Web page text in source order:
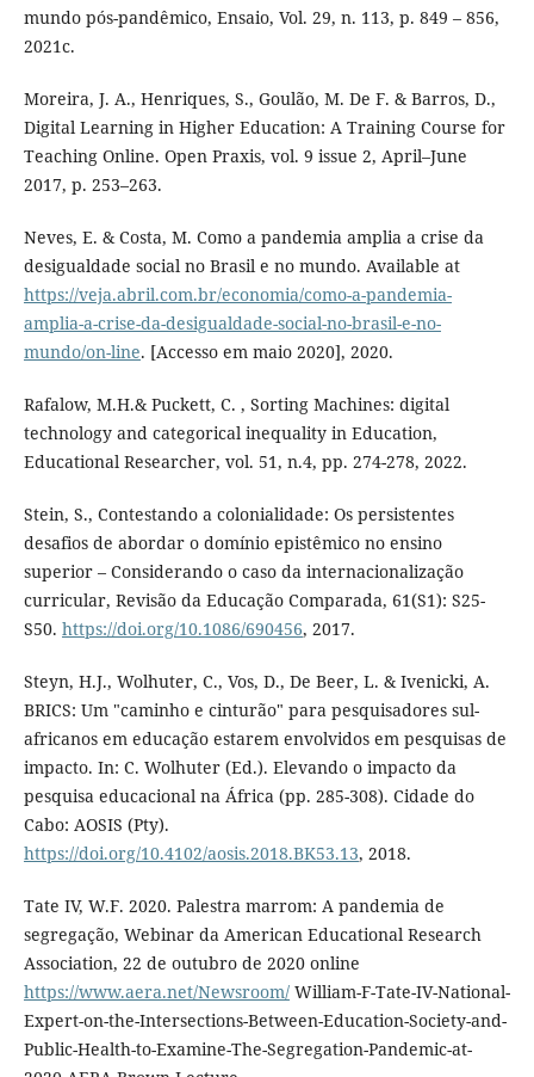
mundo pós-pandêmico, Ensaio, Vol. 29, n. 113, p. 849 – 856,
2021c.
Moreira, J. A., Henriques, S., Goulão, M. De F. & Barros, D.,
Digital Learning in Higher Education: A Training Course for
Teaching Online. Open Praxis, vol. 9 issue 2, April–June
2017, p. 253–263.
Neves, E. & Costa, M. Como a pandemia amplia a crise da
desigualdade social no Brasil e no mundo. Available at
https://veja.abril.com.br/economia/como-a-pandemia-
amplia-a-crise-da-desigualdade-social-no-brasil-e-no-
mundo/on-line. [Accesso em maio 2020], 2020.
Rafalow, M.H.& Puckett, C. , Sorting Machines: digital
technology and categorical inequality in Education,
Educational Researcher, vol. 51, n.4, pp. 274-278, 2022.
Stein, S., Contestando a colonialidade: Os persistentes
desafios de abordar o domínio epistêmico no ensino
superior – Considerando o caso da internacionalização
curricular, Revisão da Educação Comparada, 61(S1): S25-
S50. https://doi.org/10.1086/690456, 2017.
Steyn, H.J., Wolhuter, C., Vos, D., De Beer, L. & Ivenicki, A.
BRICS: Um "caminho e cinturão" para pesquisadores sul-
africanos em educação estarem envolvidos em pesquisas de
impacto. In: C. Wolhuter (Ed.). Elevando o impacto da
pesquisa educacional na África (pp. 285-308). Cidade do
Cabo: AOSIS (Pty).
https://doi.org/10.4102/aosis.2018.BK53.13, 2018.
Tate IV, W.F. 2020. Palestra marrom: A pandemia de
segregação, Webinar da American Educational Research
Association, 22 de outubro de 2020 online
https://www.aera.net/Newsroom/William-F-Tate-IV-National-
Expert-on-the-Intersections-Between-Education-Society-and-
Public-Health-to-Examine-The-Segregation-Pandemic-at-